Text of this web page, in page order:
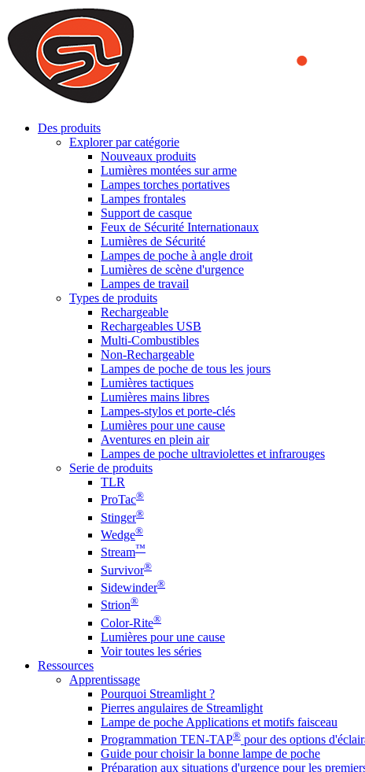
We use cookies to ensure that we provide you the best experience on
you a better experience. To learn more or to find out how you can
ACCEPT AND CLOSE
Des produits
Explorer par catégorie
Nouveaux produits
Lumières montées sur arme
Lampes torches portatives
Lampes frontales
Support de casque
Feux de Sécurité Internationaux
Lumières de Sécurité
Lampes de poche à angle droit
Lumières de scène d'urgence
Lampes de travail
Types de produits
Rechargeable
Rechargeables USB
Multi-Combustibles
Non-Rechargeable
Lampes de poche de tous les jours
Lumières tactiques
Lumières mains libres
Lampes-stylos et porte-clés
Lumières pour une cause
Aventures en plein air
Lampes de poche ultraviolettes et infrarouges
Serie de produits
TLR
ProTac®
Stinger®
Wedge®
Stream™
Survivor®
Sidewinder®
Strion®
Color-Rite®
Lumières pour une cause
Voir toutes les séries
Ressources
Apprentissage
Pourquoi Streamlight ?
Pierres angulaires de Streamlight
Lampe de poche Applications et motifs faisceau
Programmation TEN-TAP® pour des options
Guide pour choisir la bonne lampe de poche
Préparation aux situations d'urgence pour les